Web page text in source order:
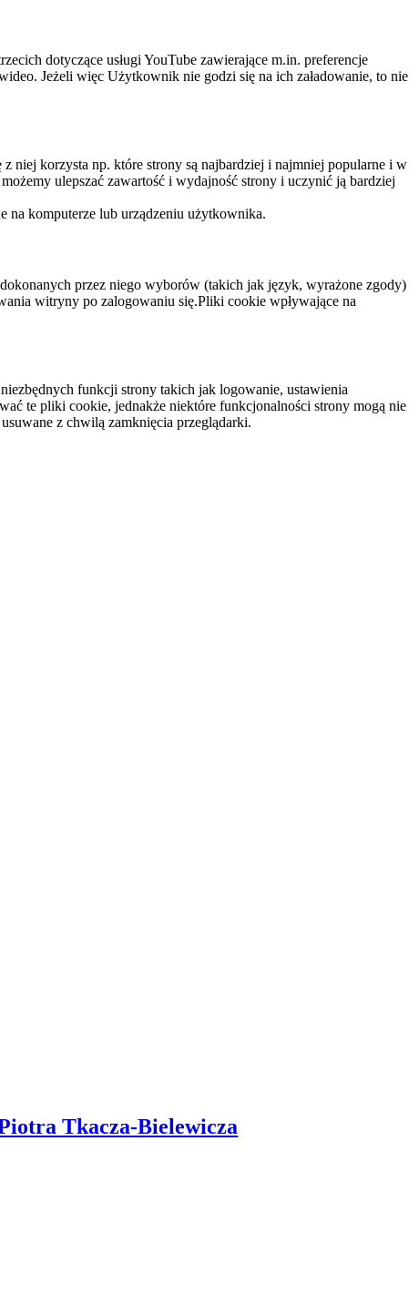
dotyczące usługi YouTube zawierające m.in. preferencje
Jeżeli więc Użytkownik nie godzi się na ich załadowanie, to nie
niej korzysta np. które strony są najbardziej i najmniej popularne i w
ulepszać zawartość i wydajność strony i uczynić ją bardziej
na komputerze lub urządzeniu użytkownika.
przez niego wyborów (takich jak język, wyrażone zgody)
witryny po zalogowaniu się.Pliki cookie wpływające na
funkcji strony takich jak logowanie, ustawienia
te pliki cookie, jednakże niektóre funkcjonalności strony mogą nie
z chwilą zamknięcia przeglądarki.
Tkacza-Bielewicza